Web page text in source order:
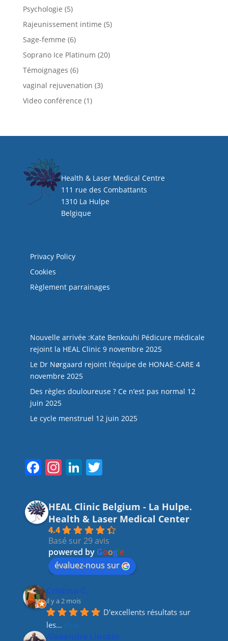
Psychologie (5)
Rajeunissement intime (5)
Sage-femme (6)
Soprano Ice Platinum (20)
Témoignages (6)
vaginal rejuvenation (3)
Video conférence (1)
Health & Laser Medical Centre
111 rue des Combattants
1310 La Hulpe
Belgique
Privacy Policy
Cookies
Règlement parrainages
Nouvelle arrivée :Kate Benkouhi Pédicure médicale
rejoint la HEAL Clinic 9 novembre 2025
Le Dr Nørgaard rejoint l’équipe de HONAE-CARE 4
novembre 2025
Des règles douloureuse ? Ce n’est pas normal 12
juin 2025
Le cycle menstruel 12 juin 2025
F
c
e
b
o
o
k
In
a
gr
a
m
Li
k
e
dI
n
T
itt
er
HEAL Clinic Belgium - La Hulpe.
Health & Laser Medical Center
4.4
Basé sur 29 avis
powered by Google
évaluez-nous sur
Cristina C.
il y a 2 mois
D'excellents résultats sur
les... plus
Alexandre Linotte